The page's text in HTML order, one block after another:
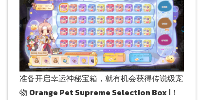
准备开启幸运神秘宝箱，就有机会获得传说级宠
物 Orange Pet Supreme Selection Box Ⅰ ！